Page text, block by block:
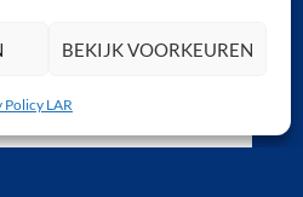
BEKIJK VOORKEUREN
Policy LAR